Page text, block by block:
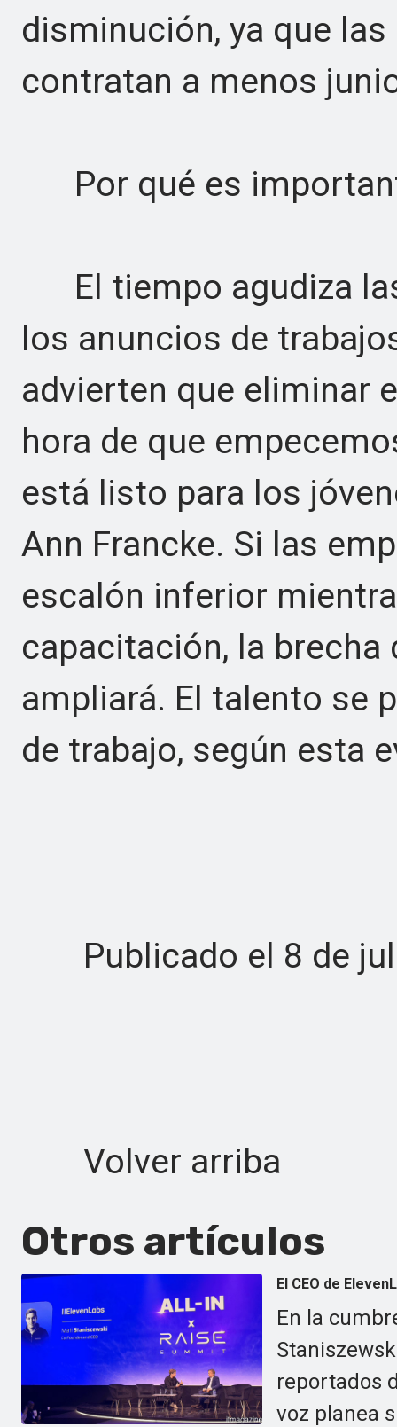
disminución, ya que
contratan a menos
Por qué es
El tiempo agudiza
los anuncios de
advierten que eliminar
hora de que
está listo para los
Ann Francke. Si las
escalón inferior
capacitación, la
ampliará. El talento se
de trabajo, según esta
Publicado el 8 de
Volver arriba
Otros artículos
El CEO de
En la
reportados
voz planea